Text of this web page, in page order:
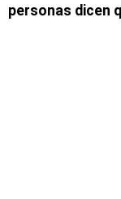
personas dicen